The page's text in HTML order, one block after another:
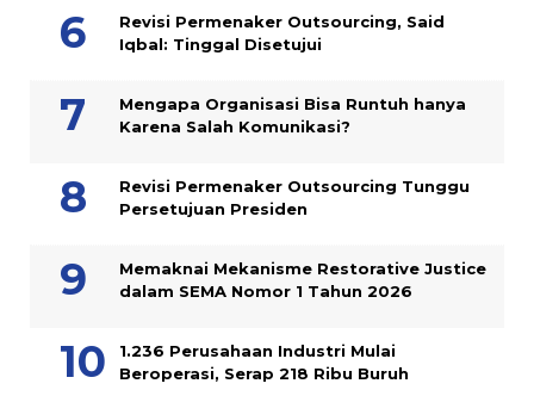
Revisi Permenaker Outsourcing, Said
Iqbal: Tinggal Disetujui
Mengapa Organisasi Bisa Runtuh hanya
Karena Salah Komunikasi?
Revisi Permenaker Outsourcing Tunggu
Persetujuan Presiden
Memaknai Mekanisme Restorative Justice
dalam SEMA Nomor 1 Tahun 2026
1.236 Perusahaan Industri Mulai
Beroperasi, Serap 218 Ribu Buruh